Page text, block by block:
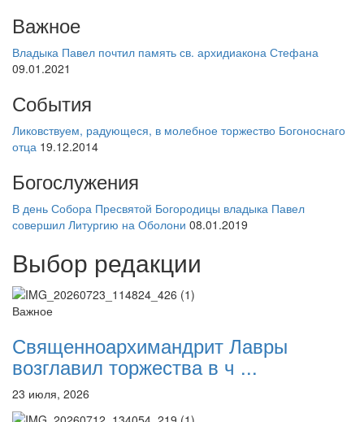
Важное
Владыка Павел почтил память св. архидиакона Стефана
09.01.2021
События
Ликовствуем, радующеся, в молебное торжество Богоноснаго
отца 19.12.2014
Богослужения
В день Собора Пресвятой Богородицы владыка Павел
совершил Литургию на Оболони 08.01.2019
Выбор редакции
Важное
Священноархимандрит Лавры
возглавил торжества в ч ...
23 июля, 2026